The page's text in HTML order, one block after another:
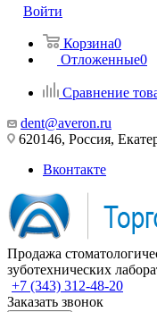
Войти
Корзина0
Отложенные0
Сравнение
dent@averon.ru
620146, Россия,
Вконтакте
Продажа
зуботехнических
+7 (343) 312-48-20
Заказать звонок